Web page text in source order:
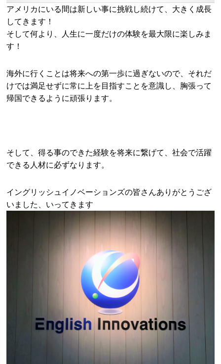
アメリカにいる間は新しい事に挑戦し続けて、大きく成長
してきます！
そして何より、人生に一度だけの体験を最大限に楽しみま
す！
海外に行くことは将来への第一歩に過ぎないので、それだ
けでは満足せずに常に上を目指すことを意識し、胸張って
帰国できるように頑張ります。
そして、得る事のできた経験を将来に繋げて、社会で活躍
できる人材に必ずなります。
イングリッシュイノベーションズの皆さんありがとうござ
いました、いってきます